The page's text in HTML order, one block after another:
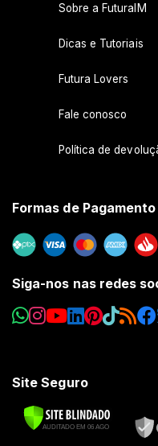
Sobre a FuturaIM
Dicas e Tutoriais
Futura Lovers
Fale conosco
Política de
Formas de Pagamento
Siga-nos nas redes
Site Seguro